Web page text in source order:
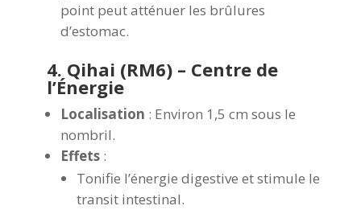
point peut atténuer les brûlures
d’estomac.
4. Qihai (RM6) – Centre de
l’Énergie
Localisation : Environ 1,5 cm sous le
nombril.
Effets:
Tonifie l’énergie digestive et stimule le
transit intestinal.